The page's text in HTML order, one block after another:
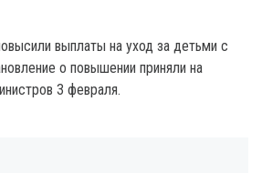
выплаты на уход за детьми с
о повышении приняли на
3 февраля.